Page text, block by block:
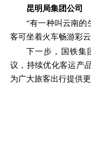
昆明局集团公司
“有一种叫云南的
客可坐着火车畅游彩云
下一步，国铁集
议，持续优化客运产
为广大旅客出行提供